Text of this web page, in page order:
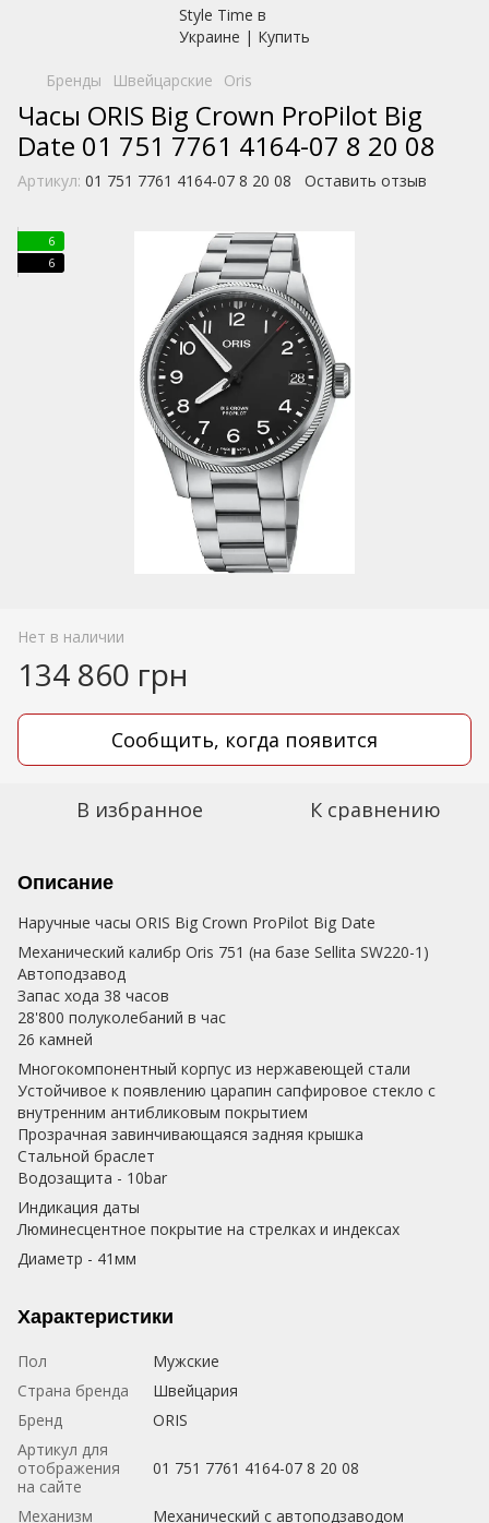
Бренды Швейцарские Oris
Часы ORIS Big Crown ProPilot Big
Date 01 751 7761 4164-07 8 20 08
Артикул: 01 751 7761 4164-07 8 20 08 Оставить отзыв
6
6
Нет в наличии
134 860 грн
Сообщить, когда появится
В избранное К сравнению
Описание
Наручные часы ORIS Big Crown ProPilot Big Date
Механический калибр Oris 751 (на базе Sellita SW220-1)
Автоподзавод
Запас хода 38 часов
28'800 полуколебаний в час
26 камней
Многокомпонентный корпус из нержавеющей стали
Устойчивое к появлению царапин сапфировое стекло с
внутренним антибликовым покрытием
Прозрачная завинчивающаяся задняя крышка
Стальной браслет
Водозащита - 10bar
Индикация даты
Люминесцентное покрытие на стрелках и индексах
Диаметр - 41мм
Характеристики
Пол
Мужские
Страна бренда
Швейцария
Бренд
ORIS
Артикул для
отображения
на сайте
01 751 7761 4164-07 8 20 08
Механизм
Механический с автоподзаводом